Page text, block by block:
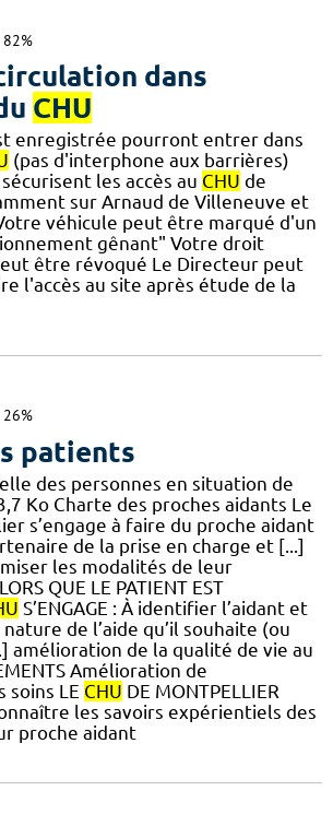
82%
dans
CHU
enregistrée pourront entrer dans
(pas d'interphone aux barrières)
les accès au CHU de
sur Arnaud de Villeneuve et
véhicule peut être marqué d'un
gênant" Votre droit
être révoqué Le Directeur peut
l'accès au site après étude de la
26%
patients
des personnes en situation de
Ko Charte des proches aidants Le
s’engage à faire du proche aidant
de la prise en charge et [...]
les modalités de leur
QUE LE PATIENT EST
S’ENGAGE : À identifier l’aidant et
de l’aide qu’il souhaite (ou
amélioration de la qualité de vie au
Amélioration de
soins LE CHU DE MONTPELLIER
les savoirs expérientiels des
proche aidant